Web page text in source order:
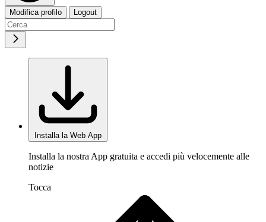
Modifica profilo Logout
Installa la Web App
Installa la nostra App gratuita e accedi più velocemente alle
notizie
Tocca